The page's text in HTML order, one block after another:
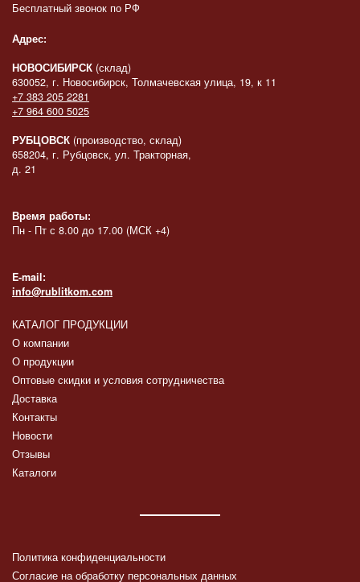
Бесплатный звонок по РФ
Адрес:
НОВОСИБИРСК (склад)
630052, г. Новосибирск, Толмачевская улица, 19, к 11
+7 383 205 2281
+7 964 600 5025
РУБЦОВСК (производство, склад)
658204, г. Рубцовск, ул. Тракторная,
д. 21
Время работы:
Пн - Пт с 8.00 до 17.00 (МСК +4)
E-mail:
info@rublitkom.com
КАТАЛОГ ПРОДУКЦИИ
О компании
О продукции
Оптовые скидки и условия сотрудничества
Доставка
Контакты
Новости
Отзывы
Каталоги
Политика конфиденциальности
Согласие на обработку персональных данных